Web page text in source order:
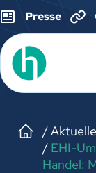
Presse
EHI-
Handel: